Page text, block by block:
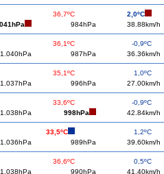
36,7ºC
2,0ºC
984hPa 38.88km/h
36,1ºC
-0,9ºC
1.040hPa 987hPa 36.36km/h
35,1ºC
1,0ºC
1.037hPa 996hPa 27.00km/h
33,6ºC
-0,9ºC
1.038hPa 998hPa 42.84km/h
33,5ºC
1,2ºC
1.036hPa 989hPa 39.60km/h
36,6ºC
0,5ºC
1.038hPa 990hPa 41.40km/h